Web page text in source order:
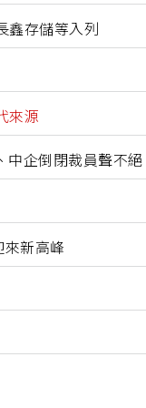
鑫存儲等入列
來源
企倒閉裁員聲不絕
新高峰